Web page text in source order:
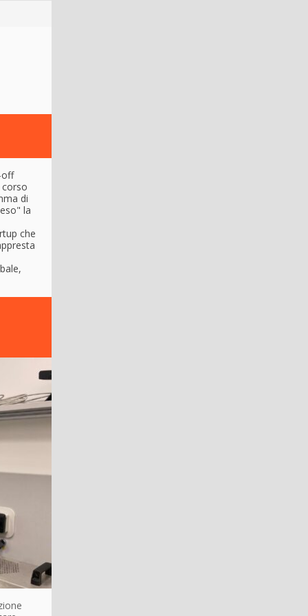
off
di
la
che